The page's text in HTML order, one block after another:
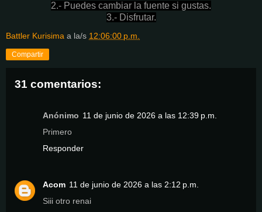
2.- Puedes cambiar la fuente si gustas.
3.- Disfrutar.
Battler Kurisima a la/s 12:06:00 p.m.
Compartir
31 comentarios:
Anónimo 11 de junio de 2026 a las 12:39 p.m.
Primero
Responder
Acom 11 de junio de 2026 a las 2:12 p.m.
Siii otro renai